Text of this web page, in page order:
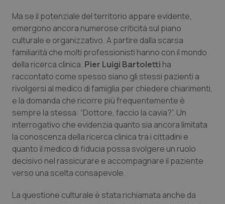
Ma se il potenziale del territorio appare evidente,
emergono ancora numerose criticità sul piano
culturale e organizzativo. A partire dalla scarsa
familiarità che molti professionisti hanno con il mondo
della ricerca clinica. Pier Luigi Bartoletti ha
raccontato come spesso siano gli stessi pazienti a
rivolgersi al medico di famiglia per chiedere chiarimenti,
e la domanda che ricorre più frequentemente è
sempre la stessa: “Dottore, faccio la cavia?”. Un
interrogativo che evidenzia quanto sia ancora limitata
la conoscenza della ricerca clinica tra i cittadini e
quanto il medico di fiducia possa svolgere un ruolo
decisivo nel rassicurare e accompagnare il paziente
verso una scelta consapevole.
La questione culturale è stata richiamata anche da